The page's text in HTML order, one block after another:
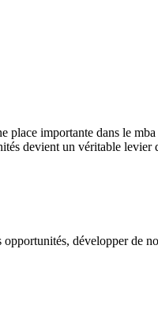
place importante dans le
devient un véritable levier
développer de